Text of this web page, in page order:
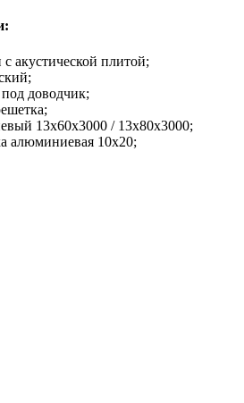
акустической плитой;
доводчик;
13х60х3000 / 13х80х3000;
алюминиевая 10x20;